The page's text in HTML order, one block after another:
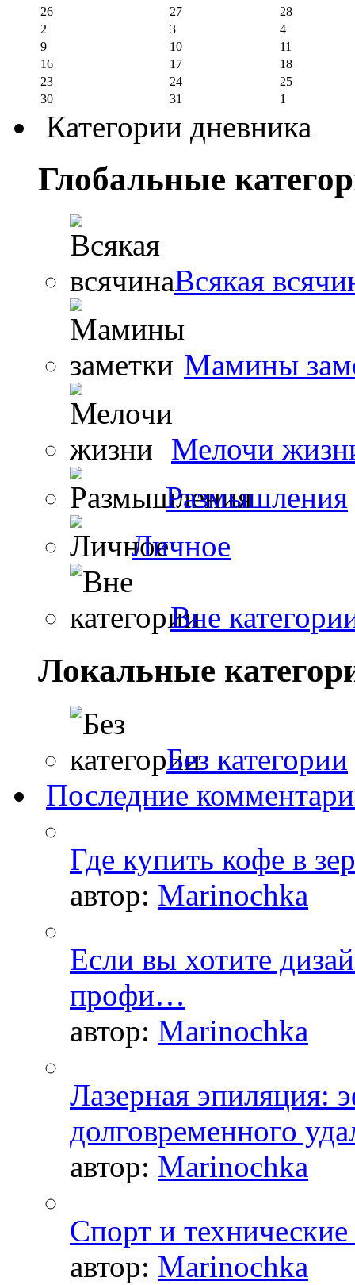
26
27
28
2
3
4
9
10
11
16
17
18
23
24
25
30
31 1
Категории дневника
Глобальные
Всякая
Мамины
Мелочи
Размышления
Личное
Вне
Локальные
Без категории
Последние
Где купить кофе в
автор: Marinochka
Если вы хотите
профи…
автор: Marinochka
Лазерная эпиляция:
долговременного
автор: Marinochka
Спорт и
автор: Marinochka